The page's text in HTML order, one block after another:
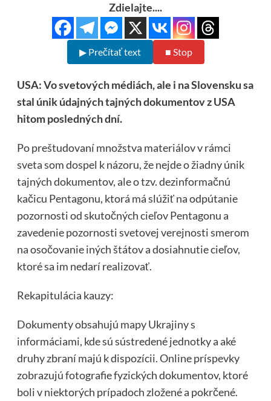
Zdielajte....
▶ Prečítať text ■ Stop
USA: Vo svetových médiách, ale i na Slovensku sa
stal únik údajných tajných dokumentov z USA
hitom posledných dní.
Po preštudovaní množstva materiálov v rámci
sveta som dospel k názoru, že nejde o žiadny únik
tajných dokumentov, ale o tzv. dezinformačnú
kačicu Pentagonu, ktorá má slúžiť na odpútanie
pozornosti od skutočných cieľov Pentagonu a
zavedenie pozornosti svetovej verejnosti smerom
na osočovanie iných štátov a dosiahnutie cieľov,
ktoré sa im nedarí realizovať.
Rekapitulácia kauzy:
Dokumenty obsahujú mapy Ukrajiny s
informáciami, kde sú sústredené jednotky a aké
druhy zbraní majú k dispozícii. Online príspevky
zobrazujú fotografie fyzických dokumentov, ktoré
boli v niektorých prípadoch zložené a pokrčené.